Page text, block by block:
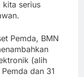
kita serius
Pemda, BMN
(alih
dan 31